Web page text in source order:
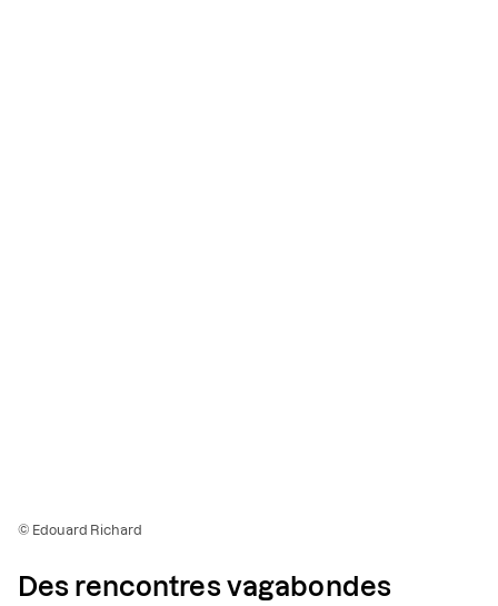
© Edouard Richard
Des rencontres vagabondes